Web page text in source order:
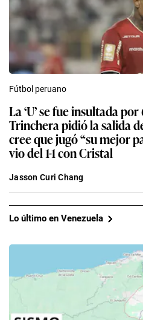
Fútbol peruano
La ‘U’ se fue insultada
Trinchera pidió la salida
cree que jugó “su mejor
vio del 1-1 con Cristal
Jasson Curi Chang
Lo último en Venezuela